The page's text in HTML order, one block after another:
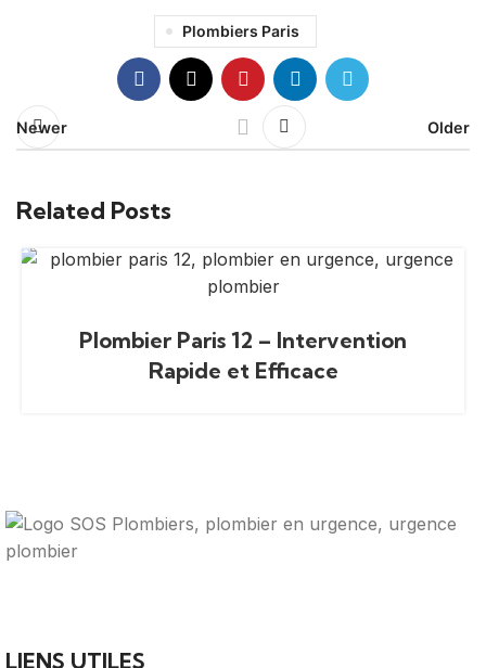
Plombiers Paris
Newer Older
Related Posts
Plombier Paris 12 – Intervention
Rapide et Efficace
LIENS UTILES